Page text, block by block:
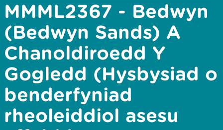
MMML2367 - Bedwyn
(Bedwyn Sands) A
Chanoldiroedd Y
Gogledd (Hysbysiad o
benderfyniad
rheoleiddiol asesu